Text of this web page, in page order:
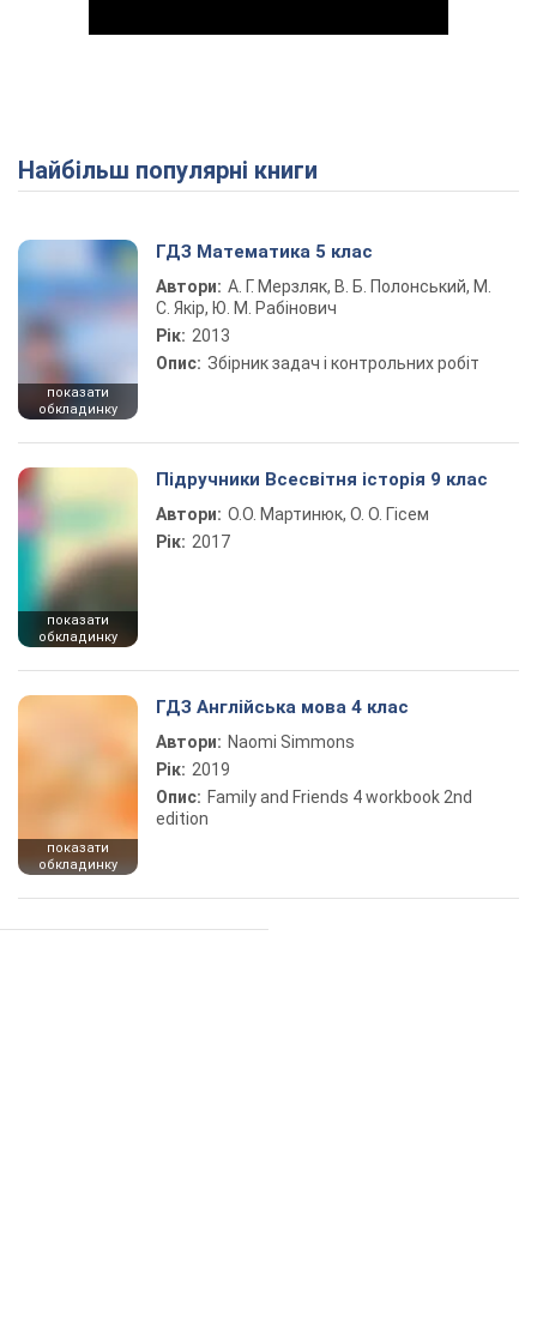
Play Video
Найбільш популярні книги
показати
обкладинку
ГДЗ Математика 5 клас
Автори: А. Г. Мерзляк, В. Б. Полонський, М.
С. Якір, Ю. М. Рабінович
Рік: 2013
Опис: Збірник задач і контрольних робіт
показати
обкладинку
Підручники Всесвітня історія 9 клас
Автори: О.О. Мартинюк, О. О. Гісем
Рік: 2017
показати
обкладинку
ГДЗ Англійська мова 4 клас
Автори: Naomi Simmons
Рік: 2019
Опис: Family and Friends 4 workbook 2nd
edition